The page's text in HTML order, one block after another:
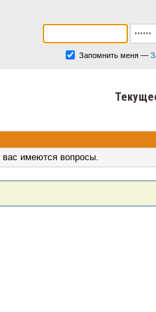
Запомнить меня —
имеются вопросы.